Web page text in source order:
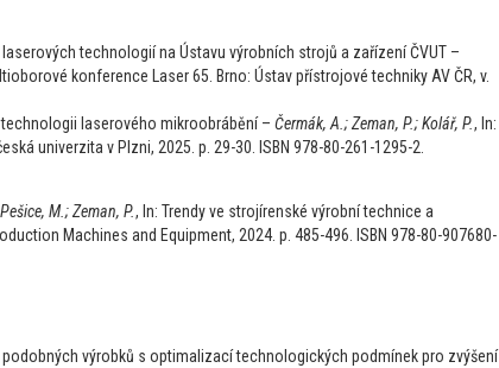
technologií na Ústavu výrobních strojů a zařízení ČVUT –
konference Laser 65. Brno: Ústav přístrojové techniky AV ČR, v.
laserového mikroobrábění – Čermák, A.; Zeman, P.; Kolář, P., In:
univerzita v Plzni, 2025. p. 29-30. ISBN 978-80-261-1295-2.
M.; Zeman, P., In: Trendy ve strojírenské výrobní technice a
Machines and Equipment, 2024. p. 485-496. ISBN 978-80-907680-
podobných výrobků s optimalizací technologických podmínek pro zvýšení